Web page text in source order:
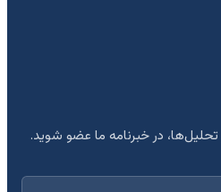
در خبرنامه ما عضو شوید.